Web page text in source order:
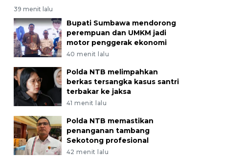
39 menit lalu
Bupati Sumbawa mendorong
perempuan dan UMKM jadi
motor penggerak ekonomi
40 menit lalu
Polda NTB melimpahkan
berkas tersangka kasus santri
terbakar ke jaksa
41 menit lalu
Polda NTB memastikan
penanganan tambang
Sekotong profesional
42 menit lalu